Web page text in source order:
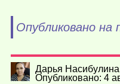
Опубликовано на
Дарья Насибулина
Опубликовано: 4